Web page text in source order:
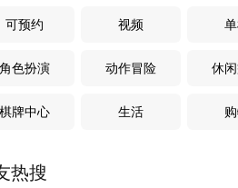
可预约 视频
角色扮演 动作冒险 休
棋牌中心 生活
热搜